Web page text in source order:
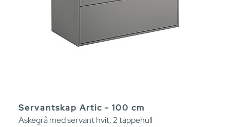
Servantskap Artic - 100 cm
Askegrå med servant hvit, 2 tappehull